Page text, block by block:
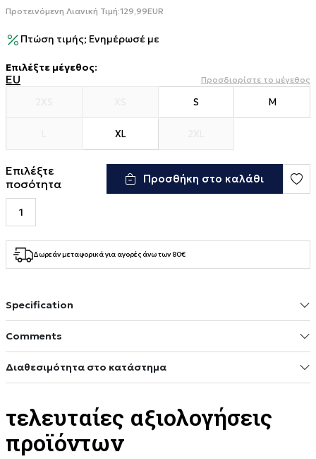
Προτεινόμενη Λιανική Τιμή:129,99EUR
Πτώση τιμής; Ενημέρωσέ με
Επιλέξτε μέγεθος:
EU Προσδιορίστε το μέγεθος
S M
XL
Επιλέξτε
ποσότητα
Προσθήκη στο καλάθι
Δωρεάν μεταφορικά για αγορές άνω των 80€
Specification
Comments
Διαθεσιμότητα στο κατάστημα
τελευταίες αξιολογήσεις
προϊόντων